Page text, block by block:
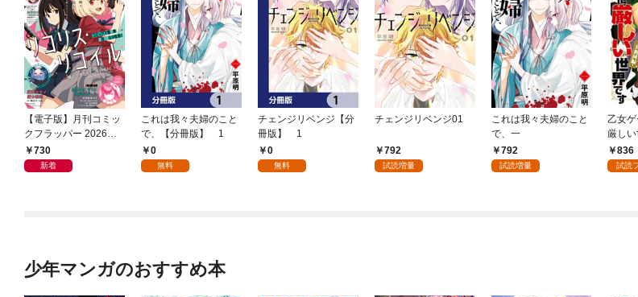
【電子版】月刊コミッ
クフラッパー 2026年9
月号730
新着
これは我々夫婦のこと
で、【分冊版】 1
0
無料
チェンジリベンジ【分
冊版】 1
0
無料
チェンジリベンジ01
792
試読増量
これは我々夫婦のこと
で、一
792
試読増量
乙女
厳し
国編
836
試読
少年マンガのおすすめ本